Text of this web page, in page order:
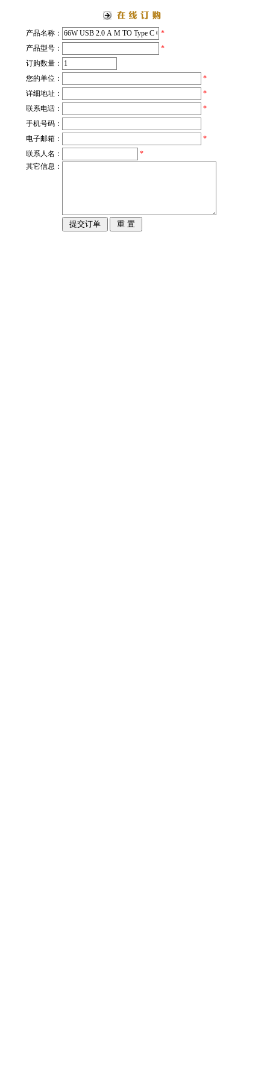
产品名称：
*
产品型号：
*
订购数量：
您的单位：
*
详细地址：
*
联系电话：
*
手机号码：
电子邮箱：
*
联系人名：
*
其它信息：